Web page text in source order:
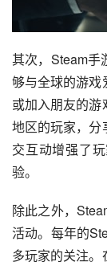
其次，Steam手
够与全球的游戏
或加入朋友的
地区的玩家，分
交互动增强了
验。
除此之外，
活动。每年的
多玩家的关注